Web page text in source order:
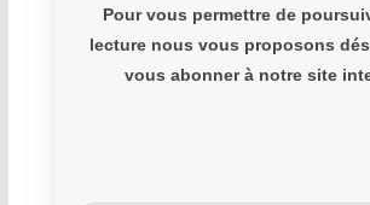
Pour vous permettre de
lecture nous vous proposons
vous abonner à notre site